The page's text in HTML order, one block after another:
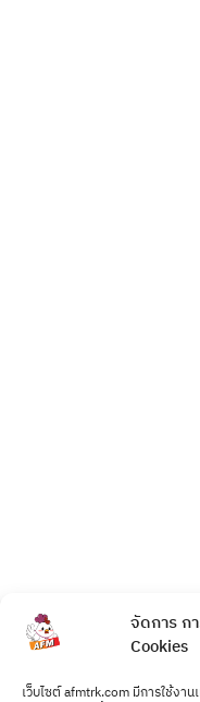
จัดการ ก
Cookies
เว็บไซต์ afmtrk.com มีการใช้งา